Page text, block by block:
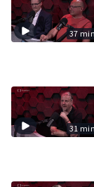
37 min
31 min